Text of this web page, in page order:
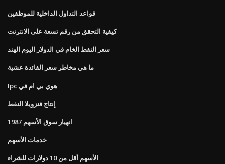
قواعد التداول الداخلية للموظفين
كيفية التحقق من رقم تسعة على الانترنت
سعر النفط الخام في الدولار اليوم الهند
ما هي مخاطر سعر الفائدة عشية
Ipc هوي بي ام في
إنتاج فنزويلا النفط
1987 انهيار سوق الأسهم
خدمات الأسهم
الأسهم أقل من 10 دولارات للشراء